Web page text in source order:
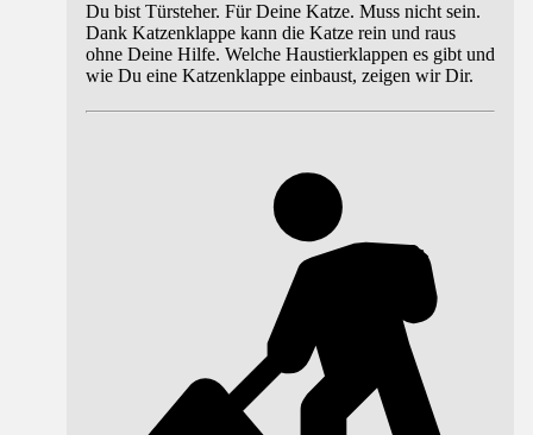
Du bist Türsteher. Für Deine Katze. Muss nicht sein.
Dank Katzenklappe kann die Katze rein und raus
ohne Deine Hilfe. Welche Haustierklappen es gibt und
wie Du eine Katzenklappe einbaust, zeigen wir Dir.